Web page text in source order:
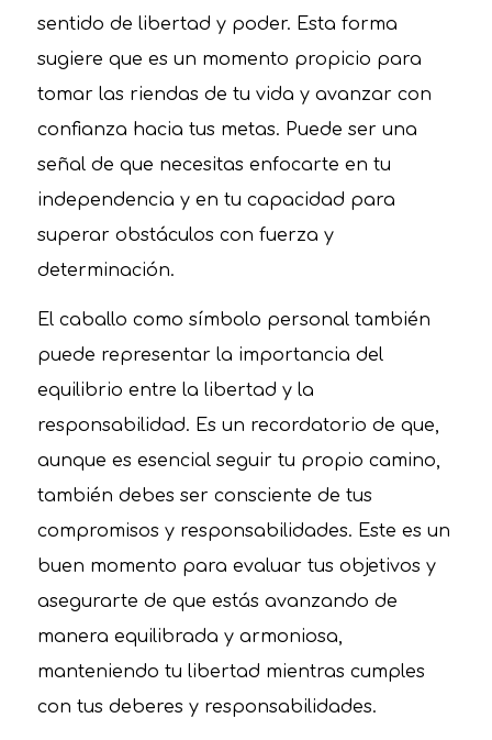
sentido de libertad y poder. Esta forma
sugiere que es un momento propicio para
tomar las riendas de tu vida y avanzar con
confianza hacia tus metas. Puede ser una
señal de que necesitas enfocarte en tu
independencia y en tu capacidad para
superar obstáculos con fuerza y
determinación.
El caballo como símbolo personal también
puede representar la importancia del
equilibrio entre la libertad y la
responsabilidad. Es un recordatorio de que,
aunque es esencial seguir tu propio camino,
también debes ser consciente de tus
compromisos y responsabilidades. Este es un
buen momento para evaluar tus objetivos y
asegurarte de que estás avanzando de
manera equilibrada y armoniosa,
manteniendo tu libertad mientras cumples
con tus deberes y responsabilidades.